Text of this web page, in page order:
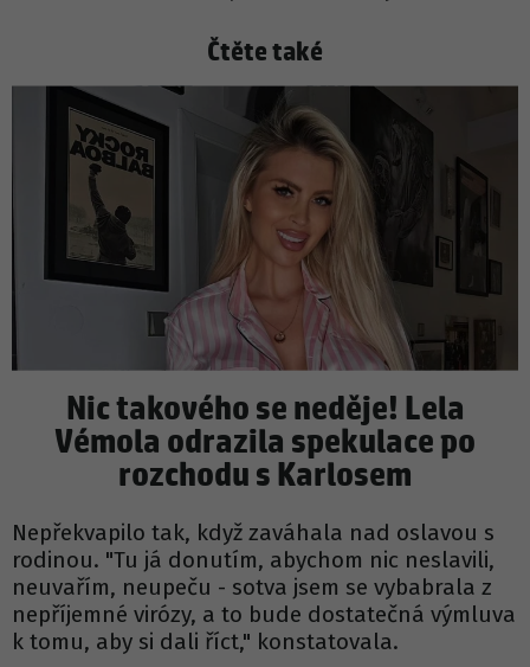
Čtěte také
Nic takového se neděje! Lela
Vémola odrazila spekulace po
rozchodu s Karlosem
Nepřekvapilo tak, když zaváhala nad oslavou s
rodinou. "Tu já donutím, abychom nic neslavili,
neuvařím, neupeču - sotva jsem se vybabrala z
nepříjemné virózy, a to bude dostatečná výmluva
k tomu, aby si dali říct," konstatovala.